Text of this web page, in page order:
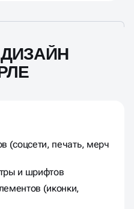
(соцсети, печать, мерч
и шрифтов
(иконки,